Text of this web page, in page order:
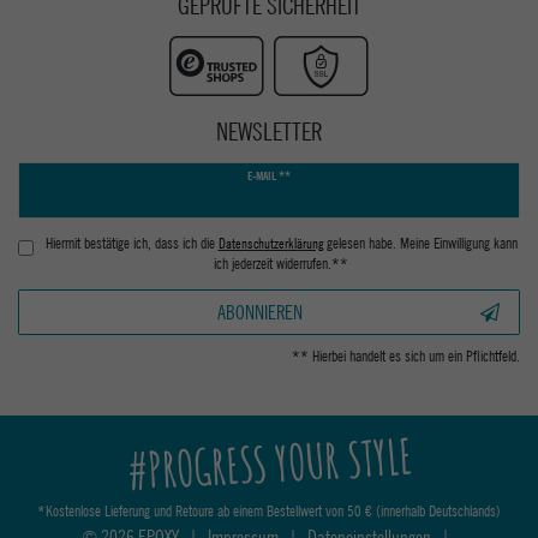
NEWSLETTER
E-MAIL **
Hiermit bestätige ich, dass ich die Daten­schutz­erklärunggelesen habe. Meine Einwilligung kann
ich jederzeit widerrufen.**
ABONNIEREN
** Hierbei handelt es sich um ein Pflichtfeld.
#PROGRESS YOUR STYLE
*Kostenlose Lieferung und Retoure ab einem Bestellwert von 50 € (innerhalb Deutschlands)